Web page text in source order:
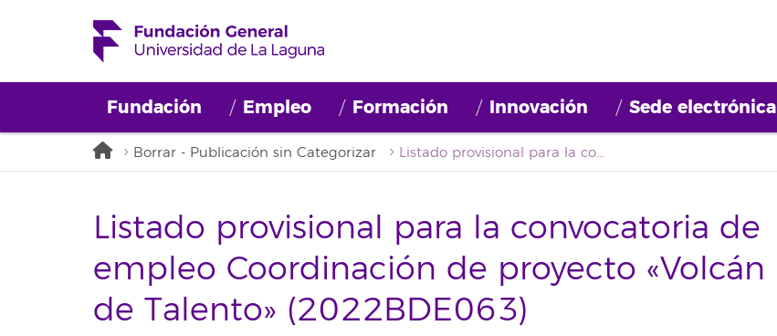
Fundación Empleo Formación Innovación Sede electrónica
Borrar - Publicación sin Categorizar Listado provisional para la convocatoria de empleo Coordinación de proyecto «Volcán de Talento» (2022BDE063)
Listado provisional para la convocatoria de
empleo Coordinación de proyecto «Volcán
de Talento» (2022BDE063)